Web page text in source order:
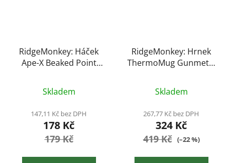
RidgeMonkey: Háček
Ape-X Beaked Point
Skladem
147,11 Kč bez DPH
178 Kč
179 Kč
RidgeMonkey: Hrnek
ThermoMug Gunmetal
Skladem
267,77 Kč bez DPH
324 Kč
419 Kč (–22 %)